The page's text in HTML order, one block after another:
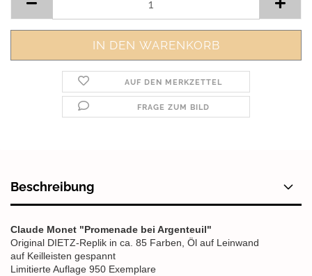
AUF DEN MERKZETTEL
FRAGE ZUM BILD
Beschreibung
Claude Monet "Promenade bei Argenteuil"
Original DIETZ-Replik in ca. 85 Farben, Öl auf Leinwand
auf Keilleisten gespannt
Limitierte Auflage 950 Exemplare